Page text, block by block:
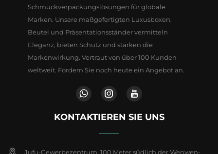
Schmuckverpackungslösungen für globale
Marken. Unsere maßgefertigten Luxusboxen,
Beutel und Präsentationsständer vermitteln
Eleganz, bieten Schutz und stärken die
Markenwirkung. Vertraut von über 100 Kunden
weltweit. Fordern Sie noch heute ein Angebot an.
KONTAKTIEREN SIE UNS
Jufu-Gewerbezentrum, 100 Meter südlich der Wenwen-